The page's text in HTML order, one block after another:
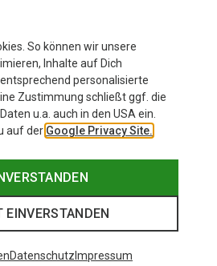
So können wir unsere
Inhalte auf Dich
personalisierte
Zustimmung schließt ggf. die
u.a. auch in den USA ein.
auf der Google Privacy Site.
EINVERSTANDEN
Datenschutz Impressum